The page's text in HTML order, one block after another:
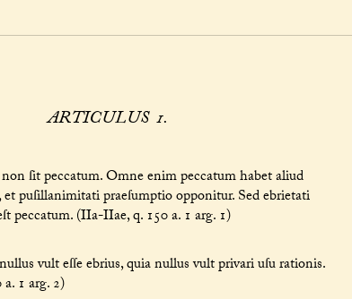
ARTICULUS 1.
ſit peccatum. Omne enim peccatum habet aliud
puſillanimitati praeſumptio opponitur. Sed ebrietati
peccatum. (IIa-IIae, q. 150 a. 1 arg. 1)
vult eſſe ebrius, quia nullus vult privari uſu rationis.
1 arg. 2)